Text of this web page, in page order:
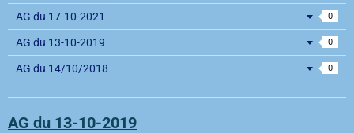
AG du 17-10-2021 0
AG du 13-10-2019 0
AG du 14/10/2018 0
AG du 13-10-2019